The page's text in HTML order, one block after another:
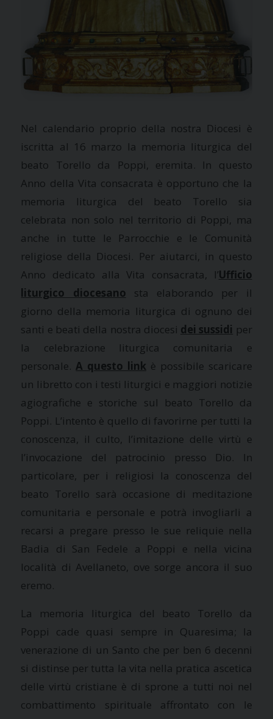
Nel calendario proprio della nostra Diocesi è
iscritta al 16 marzo la memoria liturgica del
beato Torello da Poppi, eremita. In questo
Anno della Vita consacrata è opportuno che la
memoria liturgica del beato Torello sia
celebrata non solo nel territorio di Poppi, ma
anche in tutte le Parrocchie e le Comunità
religiose della Diocesi. Per aiutarci, in questo
Anno dedicato alla Vita consacrata, l’Ufficio
liturgico diocesano sta elaborando per il
giorno della memoria liturgica di ognuno dei
santi e beati della nostra diocesi dei sussidi per
la celebrazione liturgica comunitaria e
personale.A questo link è possibile scaricare
un libretto con i testi liturgici e maggiori notizie
agiografiche e storiche sul beato Torello da
Poppi. L’intento è quello di favorirne per tutti la
conoscenza, il culto, l’imitazione delle virtù e
l’invocazione del patrocinio presso Dio. In
particolare, per i religiosi la conoscenza del
beato Torello sarà occasione di meditazione
comunitaria e personale e potrà invogliarli a
recarsi a pregare presso le sue reliquie nella
Badia di San Fedele a Poppi e nella vicina
località di Avellaneto, ove sorge ancora il suo
eremo.
La memoria liturgica del beato Torello da
Poppi cade quasi sempre in Quaresima; la
venerazione di un Santo che per ben 6 decenni
si distinse per tutta la vita nella pratica ascetica
delle virtù cristiane è di sprone a tutti noi nel
combattimento spirituale affrontato con le